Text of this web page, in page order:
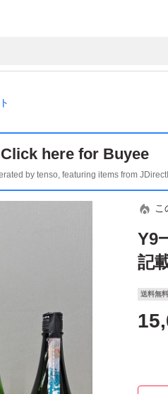
Click here for Buyee
by tenso, featuring items from
こ
Y9
記
送料無料